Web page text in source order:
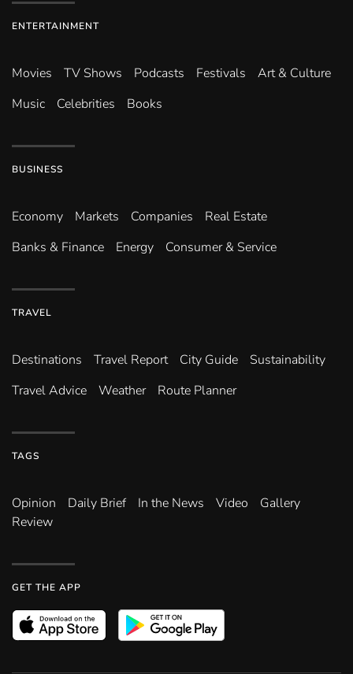
ENTERTAINMENT
Movies TV Shows Podcasts Festivals
Art & Culture
Music
Celebrities Books
BUSINESS
Economy Markets Companies
Real Estate
Banks & Finance
Energy Consumer & Service
TRAVEL
Destinations Travel Report City Guide
Sustainability
Travel Advice
Weather Route Planner
TAGS
Opinion Daily Brief In the News Video
Gallery
Review
GET THE APP